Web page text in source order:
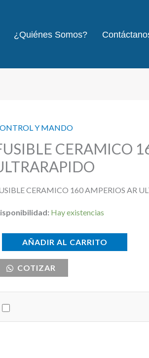
¿Quiénes Somos?
Y MANDO
CERAMICO
CERAMICO 160 AMPERIOS AR
Hay existencias
AÑADIR AL CARRITO
COTIZAR